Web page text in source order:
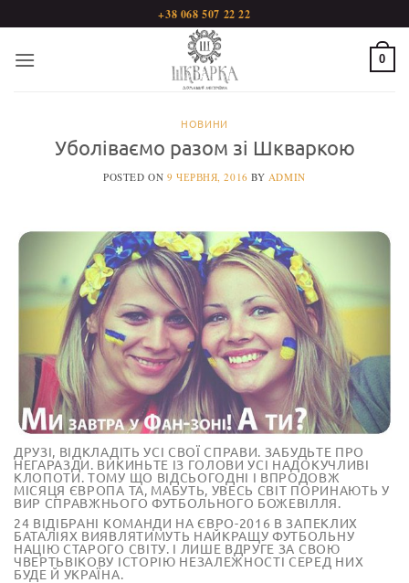
+38 068 507 22 22
0
НОВИНИ
Уболіваємо разом зі Шкваркою
POSTED ON 9 ЧЕРВНЯ, 2016 BY ADMIN
ДРУЗІ, ВІДКЛАДІТЬ УСІ СВОЇ СПРАВИ. ЗАБУДЬТЕ ПРО
НЕГАРАЗДИ. ВИКИНЬТЕ ІЗ ГОЛОВИ УСІ НАДОКУЧЛИВІ
КЛОПОТИ. ТОМУ ЩО ВІДСЬОГОДНІ І ВПРОДОВЖ
МІСЯЦЯ ЄВРОПА ТА, МАБУТЬ, УВЕСЬ СВІТ ПОРИНАЮТЬ У
ВИР СПРАВЖНЬОГО ФУТБОЛЬНОГО БОЖЕВІЛЛЯ.
24 ВІДІБРАНІ КОМАНДИ НА ЄВРО-2016 В ЗАПЕКЛИХ
БАТАЛІЯХ ВИЯВЛЯТИМУТЬ НАЙКРАЩУ ФУТБОЛЬНУ
НАЦІЮ СТАРОГО СВІТУ. І ЛИШЕ ВДРУГЕ ЗА СВОЮ
ЧВЕРТЬВІКОВУ ІСТОРІЮ НЕЗАЛЕЖНОСТІ СЕРЕД НИХ
БУДЕ Й УКРАЇНА.